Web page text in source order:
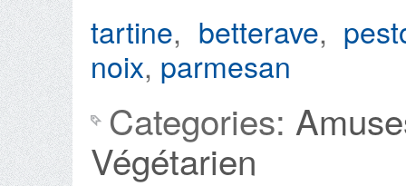
tartine, betterave,
noix, parmesan
Categories:
Végétarien